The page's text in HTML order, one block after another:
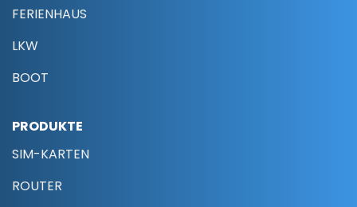
FERIENHAUS
LKW
BOOT
PRODUKTE
SIM-KARTEN
ROUTER